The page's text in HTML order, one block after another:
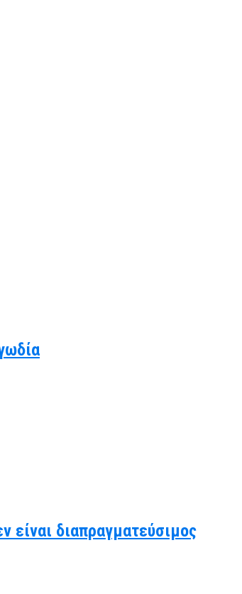
είναι διαπραγματεύσιμος